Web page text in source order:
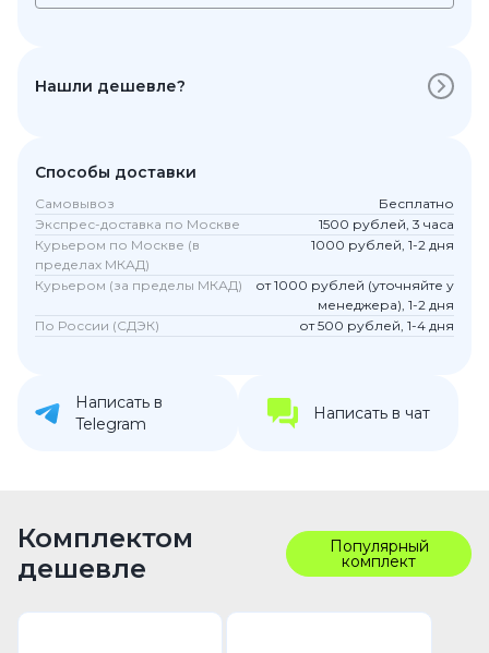
Нашли дешевле?
Способы доставки
Самовывоз
Бесплатно
Экспрес-доставка по Москве
1500 рублей, 3 часа
Курьером по Москве (в
пределах МКАД)
1000 рублей, 1-2 дня
Курьером (за пределы МКАД)
от 1000 рублей (уточняйте у
менеджера), 1-2 дня
По России (СДЭК)
от 500 рублей, 1-4 дня
Написать в
Telegram
Написать в чат
Комплектом
дешевле
Популярный
комплект